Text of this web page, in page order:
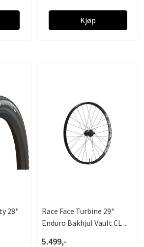
Kjøp
28"
Race Face Turbine 29"
Enduro Bakhjul Vault CL ...
5.499,-